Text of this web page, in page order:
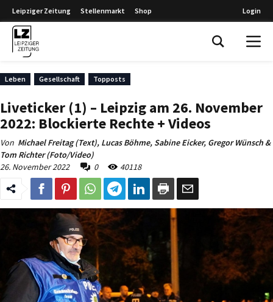
Leipziger Zeitung Stellenmarkt Shop Login
Leben Gesellschaft Topposts
Liveticker (1) – Leipzig am 26. November
2022: Blockierte Rechte + Videos
Von Michael Freitag (Text), Lucas Böhme, Sabine Eicker, Gregor Wünsch &
Tom Richter (Foto/Video)
26. November 2022
0 40118